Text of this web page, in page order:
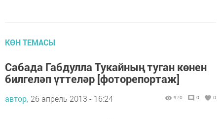
КӨН ТЕМАСЫ
Сабада Габдулла Тукайның туган көнен
билгеләп үттеләр [фоторепортаж]
автор, 26 апрель 2013 - 16:24 970 0 0